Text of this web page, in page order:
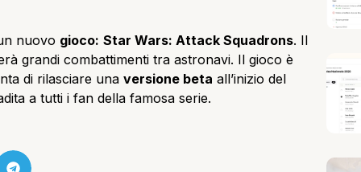
nuovo gioco: Star Wars: Attack Squadrons. Il
grandi combattimenti tra astronavi. Il gioco è
di rilasciare una versione beta all’inizio del
a tutti i fan della famosa serie.